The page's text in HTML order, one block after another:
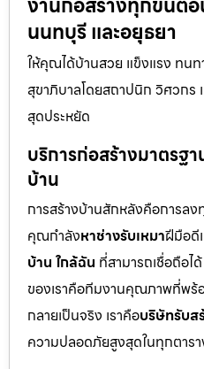
นนทบุรี และอยุธยา
ให้คุณได้บ้านสวย แข็งแรง ทนท
สุขาภิบาลโดยสถาปนิก วิศวกร
สุดประหยัด
บริการก่อสร้างมาตรฐ
บ้าน
การสร้างบ้านสักหลังคือการล
คุณกำลังหาช่างรับเหมาฝีมือดี
บ้าน ใกล้ฉัน ที่สามารถเชื่อถือไ
ของเราคือทีมงานคุณภาพที่พ
กลายเป็นจริง เราคือบริษัทรับส
ความปลอดภัยสูงสุดในทุกตารา